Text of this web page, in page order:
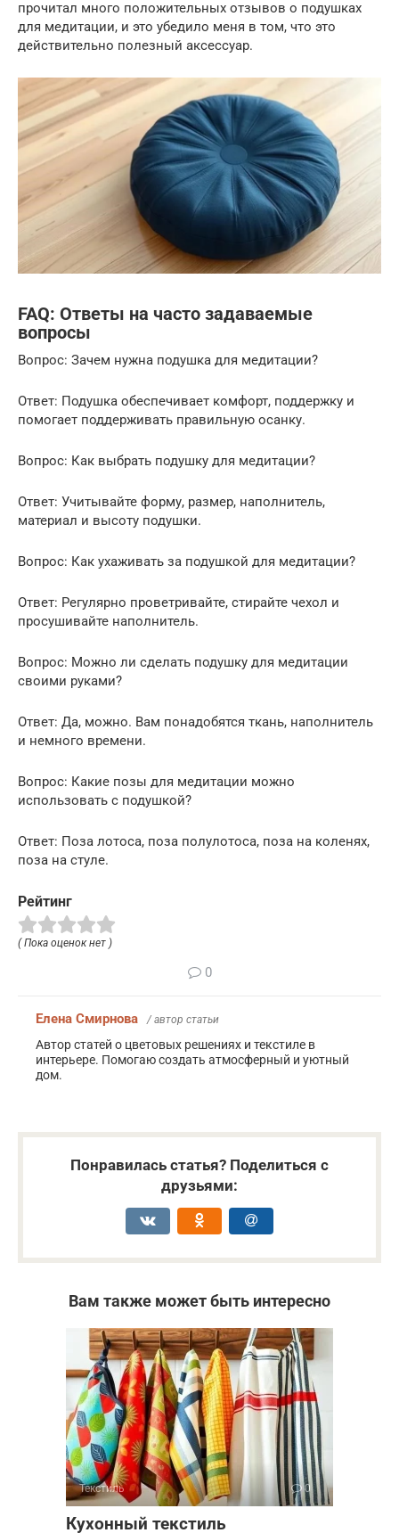
прочитал много положительных отзывов о подушках
для медитации, и это убедило меня в том, что это
действительно полезный аксессуар.
FAQ: Ответы на часто задаваемые
вопросы
Вопрос: Зачем нужна подушка для медитации?
Ответ: Подушка обеспечивает комфорт, поддержку и
помогает поддерживать правильную осанку.
Вопрос: Как выбрать подушку для медитации?
Ответ: Учитывайте форму, размер, наполнитель,
материал и высоту подушки.
Вопрос: Как ухаживать за подушкой для медитации?
Ответ: Регулярно проветривайте, стирайте чехол и
просушивайте наполнитель.
Вопрос: Можно ли сделать подушку для медитации
своими руками?
Ответ: Да, можно. Вам понадобятся ткань, наполнитель
и немного времени.
Вопрос: Какие позы для медитации можно
использовать с подушкой?
Ответ: Поза лотоса, поза полулотоса, поза на коленях,
поза на стуле.
Рейтинг
( Пока оценок нет )
0
Елена Смирнова / автор статьи
Автор статей о цветовых решениях и текстиле в
интерьере. Помогаю создать атмосферный и уютный
дом.
Понравилась статья? Поделиться с
друзьями:
Вам также может быть интересно
Текстиль 0
Кухонный текстиль